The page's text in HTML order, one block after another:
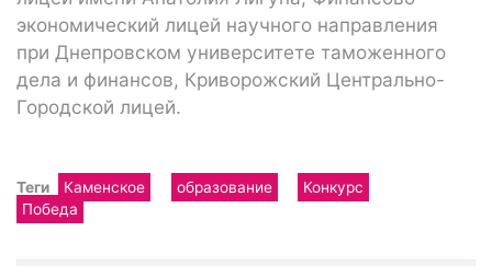
экономический лицей научного направления
при Днепровском университете таможенного
дела и финансов, Криворожский Центрально-
Городской лицей.
Теги Каменское образование
Конкурс
Победа